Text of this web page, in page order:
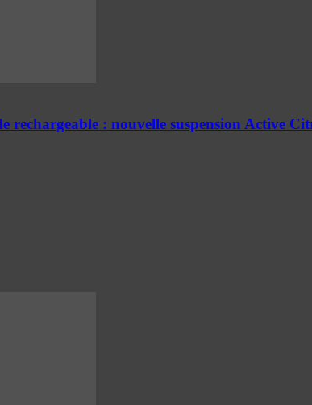
rechargeable : nouvelle suspension Active